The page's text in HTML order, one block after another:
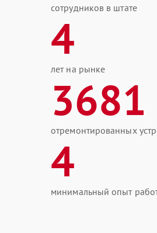
сотрудников в штате
4
лет на рынке
3681
отремонтированных
4
минимальный опыт